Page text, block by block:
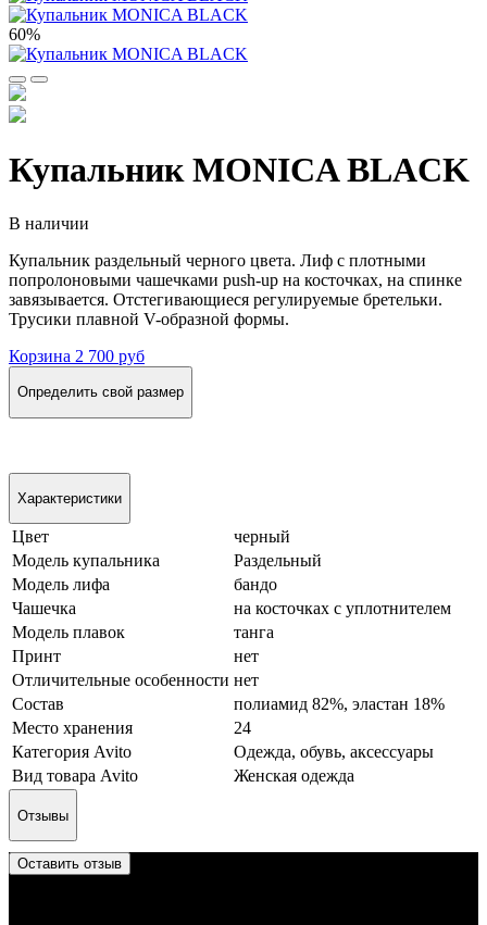
60%
Купальник MONICA BLACK
В наличии
Купальник раздельный черного цвета. Лиф с плотными
попролоновыми чашечками push-up на косточках, на спинке
завязывается. Отстегивающиеся регулируемые бретельки.
Трусики плавной V-образной формы.
Корзина 2 700 руб
Определить свой размер
Характеристики
Цвет
черный
Модель купальника
Раздельный
Модель лифа
бандо
Чашечка
на косточках с уплотнителем
Модель плавок
танга
Принт
нет
Отличительные особенности нет
Состав
полиамид 82%, эластан 18%
Место хранения
24
Категория Avito
Одежда, обувь, аксессуары
Вид товара Avito
Женская одежда
Отзывы
Оставить отзыв